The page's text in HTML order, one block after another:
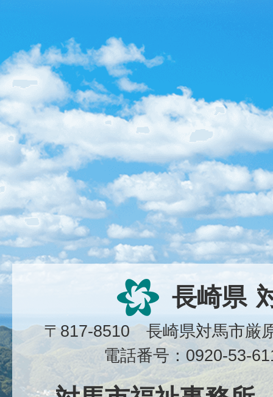
長崎県
〒817-8510 長崎県対馬市
電話番号：0920-53-